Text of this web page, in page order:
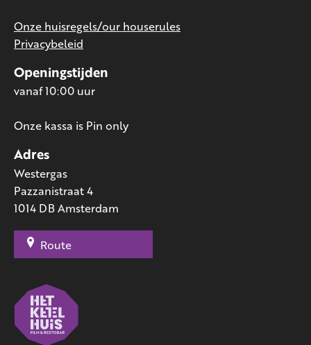
Adres
Westergas
Pazzanistraat 4
1014 DB Amsterdam
Route
Openingstijden
vanaf 10:00 uur
Onze kassa is Pin only
Onze huisregels/our houserules
Privacybeleid